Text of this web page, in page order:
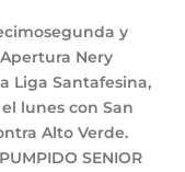
y
Nery
Liga Santafesina,
lunes con San
Alto Verde.
SENIOR